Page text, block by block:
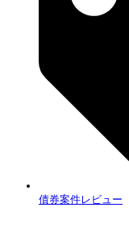
債券案件レビュー